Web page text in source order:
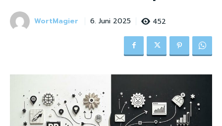
WortMagier 6. Juni 2025 452